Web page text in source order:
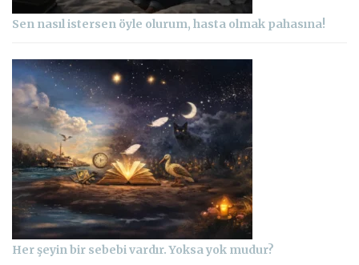
Sen nasıl istersen öyle olurum, hasta olmak pahasına!
Her şeyin bir sebebi vardır. Yoksa yok mudur?